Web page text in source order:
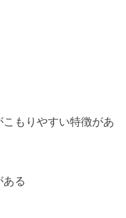
もりやすい特徴があ
ある